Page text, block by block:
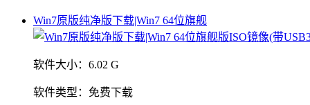
Win7原版纯净版下载|Win7 64位旗舰
软件大小： 6.02 G
软件类型： 免费下载